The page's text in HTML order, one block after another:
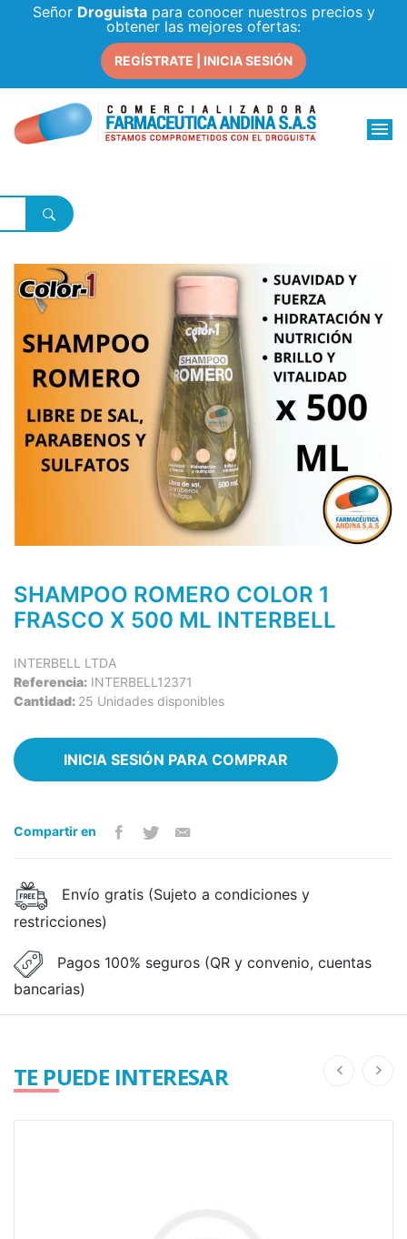
Señor Droguistapara conocer nuestros precios y
obtener las mejores ofertas:
REGÍSTRATE | INICIA SESIÓN
SHAMPOO ROMERO COLOR 1
FRASCO X 500 ML INTERBELL
INTERBELL LTDA
Referencia: INTERBELL12371
Cantidad: 25 Unidades disponibles
INICIA SESIÓN PARA COMPRAR
Compartir en
Envío gratis (Sujeto a condiciones y
restricciones)
Pagos 100% seguros (QR y convenio, cuentas
bancarias)
TE PUEDE INTERESAR